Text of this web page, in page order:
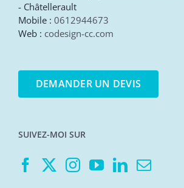
- Châtellerault
Mobile : 0612944673
Web : codesign-cc.com
DEMANDER UN DEVIS
SUIVEZ-MOI SUR